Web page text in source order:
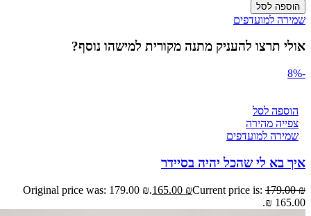
הוספה לסל
שמירה למועדפים
אולי תרצו להעניק מתנה מקורית למישהו נוסף?
-8%
הוספה לסל
צפייה מהירה
שמירה למועדפים
איך בא לי שהכל יהיה בסיידר
179.00₪
Original price was: 179.00 ₪.165.00 ₪Current price is:
165.00 ₪.